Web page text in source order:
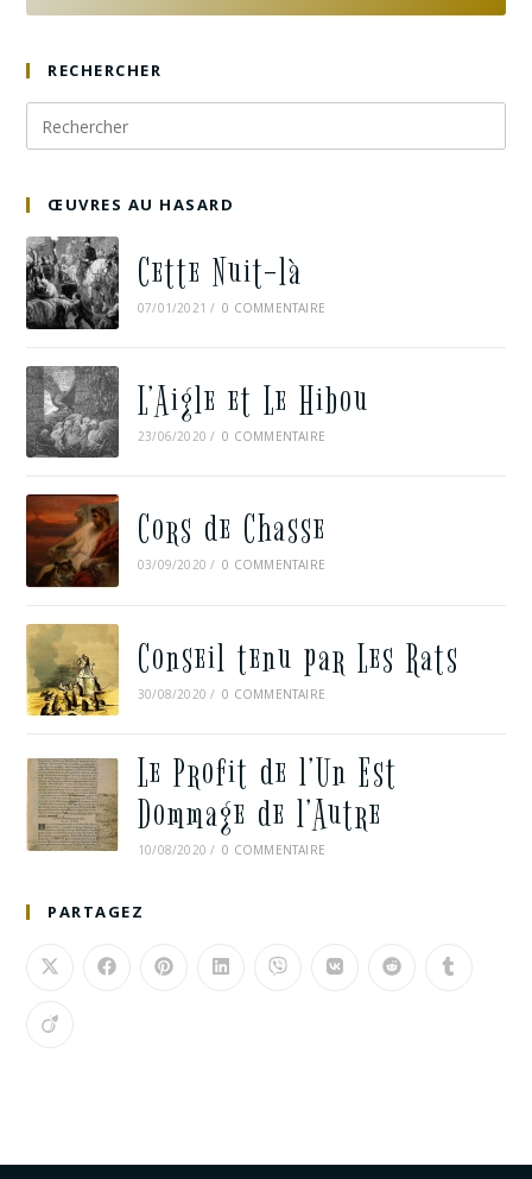
RECHERCHER
ŒUVRES AU HASARD
Cette Nuit-là
07/01/2021 / 0 COMMENTAIRE
L’Aigle et Le Hibou
23/06/2020 / 0 COMMENTAIRE
Cors de Chasse
03/09/2020 / 0 COMMENTAIRE
Conseil tenu par Les Rats
30/08/2020 / 0 COMMENTAIRE
Le Profit de l’Un Est
Dommage de l’Autre
10/08/2020 / 0 COMMENTAIRE
PARTAGEZ